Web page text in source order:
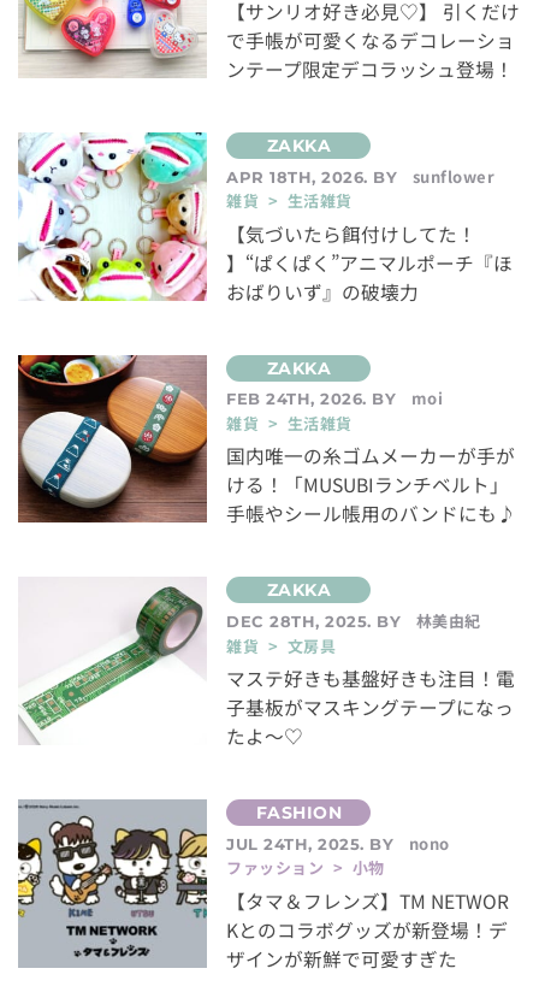
【サンリオ好き必見♡】 引くだけ
で手帳が可愛くなるデコレーショ
ンテープ限定デコラッシュ登場！
APR 18TH, 2026. BY
sunflower
雑貨 > 生活雑貨
【気づいたら餌付けしてた！
】“ぱくぱく”アニマルポーチ『ほ
おばりいず』の破壊力
FEB 24TH, 2026. BY
moi
雑貨 > 生活雑貨
国内唯一の糸ゴムメーカーが手が
ける！「MUSUBIランチベルト」
手帳やシール帳用のバンドにも♪
DEC 28TH, 2025. BY
林美由紀
雑貨 > 文房具
マステ好きも基盤好きも注目！電
子基板がマスキングテープになっ
たよ～♡
JUL 24TH, 2025. BY
nono
ファッション > 小物
【タマ＆フレンズ】TM NETWOR
Kとのコラボグッズが新登場！デ
ザインが新鮮で可愛すぎた